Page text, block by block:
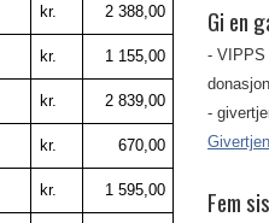
kr. 2 388,00
kr. 1 155,00
kr. 2 839,00
kr. 670,00
kr. 1 595,00
Gi en
- VIPPS
-
Fem